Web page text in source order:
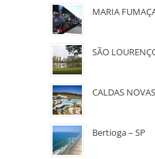
MARIA
SÃO
CALDAS
Bertioga – SP